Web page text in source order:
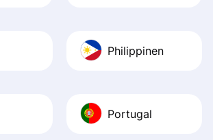
Philippinen
Portugal